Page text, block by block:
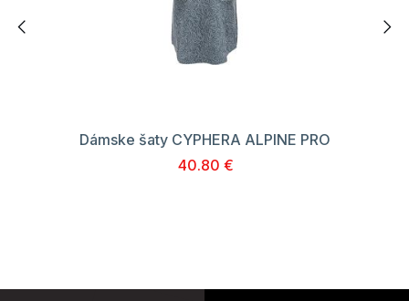
Dámske šaty CYPHERA ALPINE PRO
40.80 €